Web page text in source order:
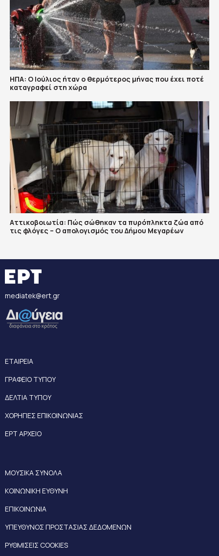
ΗΠΑ: Ο Ιούλιος ήταν ο θερμότερος μήνας που έχει ποτέ
καταγραφεί στη χώρα
Αττικοβοιωτία: Πώς σώθηκαν τα πυρόπληκτα ζώα από
τις φλόγες – Ο απολογισμός του Δήμου Μεγαρέων
mediatek@ert.gr
ΕΤΑΙΡΕΙΑ
ΓΡΑΦΕΙΟ ΤΥΠΟΥ
ΔΕΛΤΙΑ ΤΥΠΟΥ
ΧΟΡΗΓΙΕΣ ΕΠΙΚΟΙΝΩΝΙΑΣ
ΕΡΤ ΑΡΧΕΙΟ
ΜΟΥΣΙΚΑ ΣΥΝΟΛΑ
ΚΟΙΝΩΝΙΚΗ ΕΥΘΥΝΗ
ΕΠΙΚΟΙΝΩΝΙΑ
ΥΠΕΥΘΥΝΟΣ ΠΡΟΣΤΑΣΙΑΣ ΔΕΔΟΜΕΝΩΝ
ΡΥΘΜΙΣΕΙΣ COOKIES